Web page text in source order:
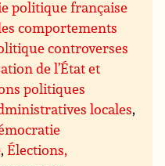
politique française
comportements
controverses
de l’État et
politiques
locales,
,Élections,